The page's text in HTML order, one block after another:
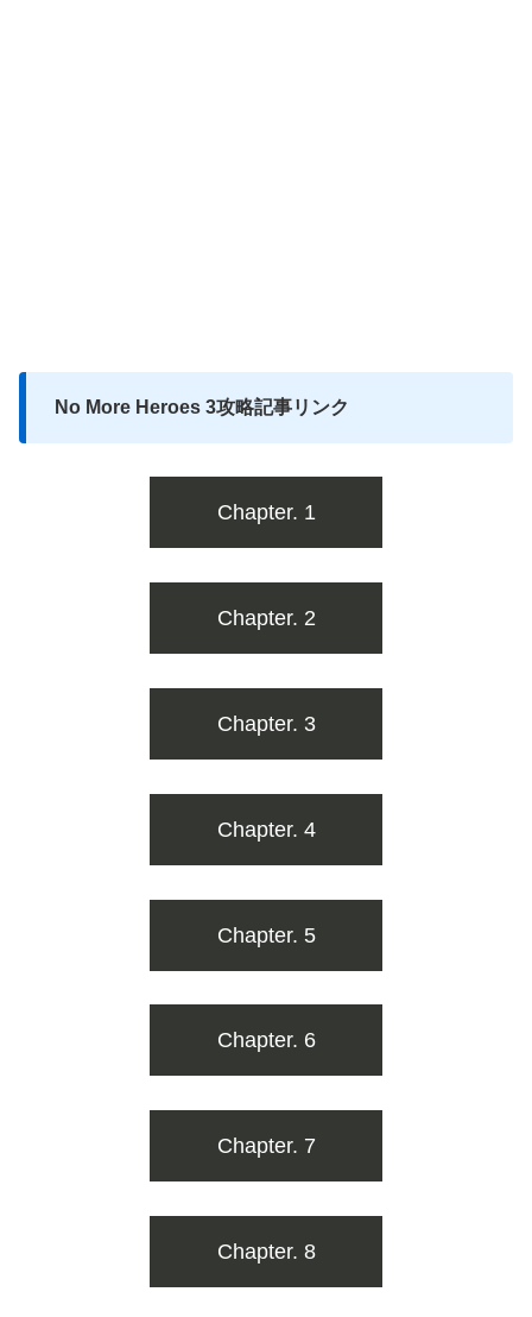
No More Heroes 3攻略記事リンク
Chapter. 1
Chapter. 2
Chapter. 3
Chapter. 4
Chapter. 5
Chapter. 6
Chapter. 7
Chapter. 8